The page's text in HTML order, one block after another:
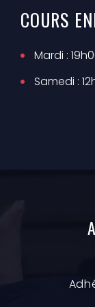
COURS
Mardi :
Samedi :